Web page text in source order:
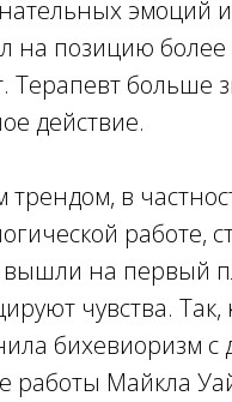
эмоций
на позицию
Терапевт больше
действие.
трендом, в
работе,
на первый
чувства.
бихевиоризм
работы Майкла